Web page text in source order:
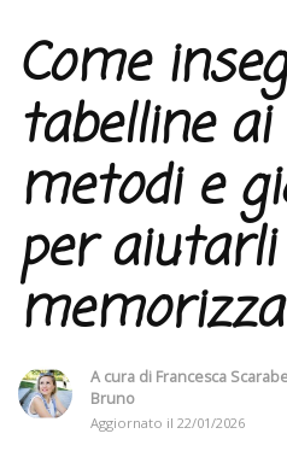
Come
tabelline
metodi e
per
A cura di Francesca
Bruno
Aggiornato il 22/01/2026